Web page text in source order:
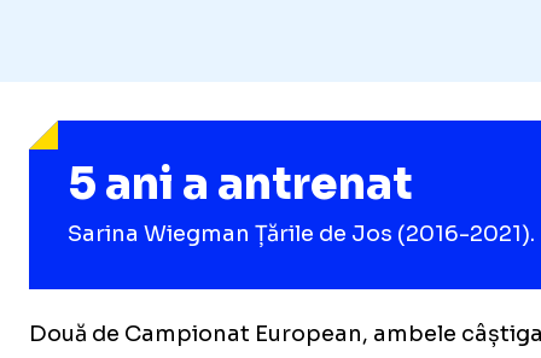
5 ani a antrenat
Sarina Wiegman Țările de Jos (2016-
Două de Campionat European, ambele